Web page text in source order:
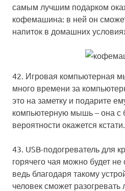
самым лучшим подарком
кофемашина: в ней он
напиток в домашних
42. Игровая компьютерная
много времени за
это на заметку и подарите
компьютерную мышь – она с
вероятности окажется кстати.
43. USB-подогреватель для
горячего чая можно будет не
ведь благодаря такому
человек сможет